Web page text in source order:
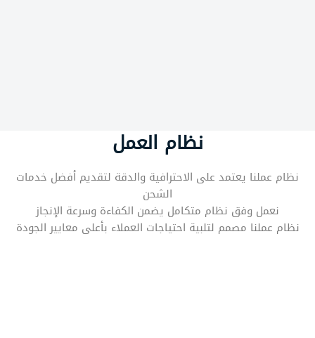
نظام العمل
نظام عملنا يعتمد على الاحترافية والدقة لتقديم أفضل خدمات
الشحن
نعمل وفق نظام متكامل يضمن الكفاءة وسرعة الإنجاز
نظام عملنا مصمم لتلبية احتياجات العملاء بأعلى معايير الجودة